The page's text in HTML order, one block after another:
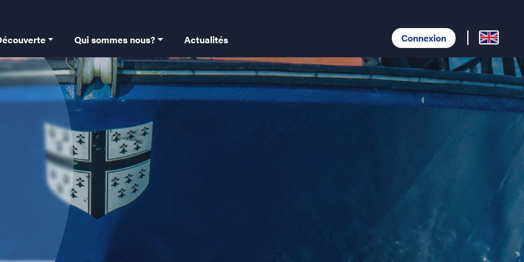
Qui sommes nous? Actualités Menu
Connexion